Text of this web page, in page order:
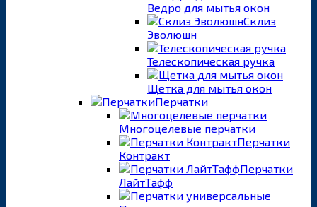
Ведро для мытья окон
Склиз
Эволюшн
Телескопическая ручка
Щетка для мытья окон
Перчатки
Многоцелевые перчатки
Перчатки
Контракт
Перчатки
ЛайтТафф